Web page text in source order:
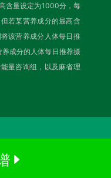
含量设定为1000分，每
若某营养成分的最高含
该营养成分人体每日推
成分的人体每日推荐摄
量咨询组，以及麻省理